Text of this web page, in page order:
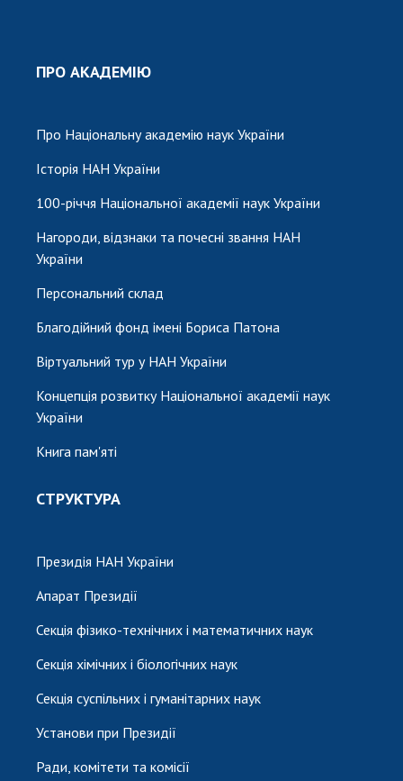
ПРО АКАДЕМІЮ
Про Національну академію наук України
Історія НАН України
100-річчя Національної академії наук України
Нагороди, відзнаки та почесні звання НАН
України
Персональний склад
Благодійний фонд імені Бориса Патона
Віртуальний тур у НАН України
Концепція розвитку Національної академії наук
України
Книга пам'яті
СТРУКТУРА
Президія НАН України
Апарат Президії
Секція фізико-технічних і математичних наук
Секція хімічних і біологічних наук
Секція суспільних і гуманітарних наук
Установи при Президії
Ради, комітети та комісії